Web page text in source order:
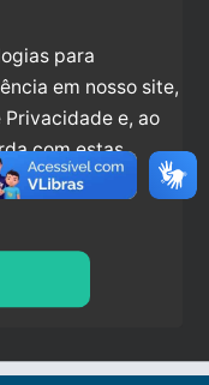
para
em nosso site,
e, ao
com estas